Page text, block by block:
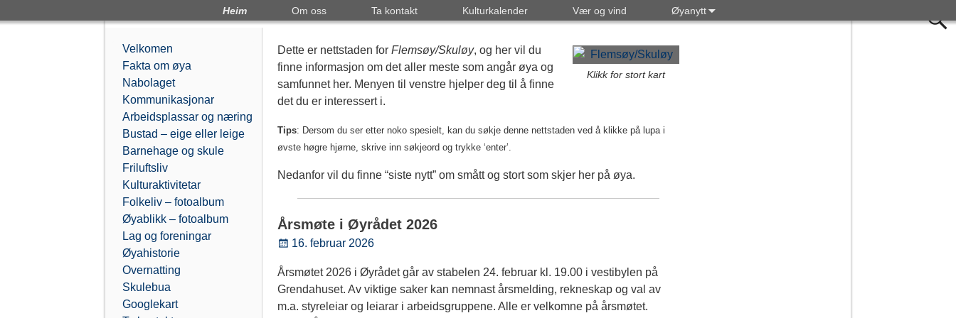
Heim Om oss Ta kontakt Kulturkalender Vær og vind Øyanytt
Klikk for stort kart
Dette er nettstaden for Flemsøy/Skuløy, og her vil du
finne informasjon om det aller meste som angår øya og
samfunnet her. Menyen til venstre hjelper deg til å finne
det du er interessert i.
Tips: Dersom du ser etter noko spesielt, kan du søkje denne nettstaden ved å klikke på lupa i
øvste høgre hjørne, skrive inn søkjeord og trykke ‘enter’.
Nedanfor vil du finne “siste nytt” om smått og stort som skjer her på øya.
Årsmøte i Øyrådet 2026
16. februar 2026
Årsmøtet 2026 i Øyrådet går av stabelen 24. februar kl. 19.00 i vestibylen på
Grendahuset. Av viktige saker kan nemnast årsmelding, rekneskap og val av
m.a. styreleiar og leiarar i arbeidsgruppene. Alle er velkomne på årsmøtet.
Velkomen
Fakta om øya
Nabolaget
Kommunikasjonar
Arbeidsplassar og næring
Bustad – eige eller leige
Barnehage og skule
Friluftsliv
Kulturaktivitetar
Folkeliv – fotoalbum
Øyablikk – fotoalbum
Lag og foreningar
Øyahistorie
Overnatting
Skulebua
Googlekart